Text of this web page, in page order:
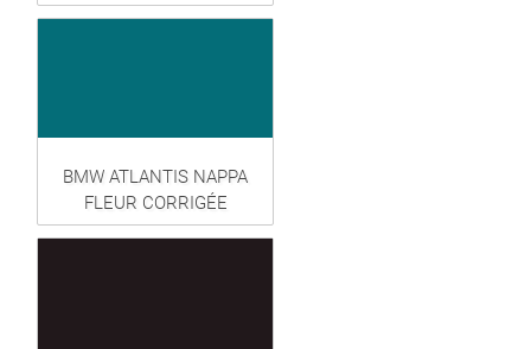
BMW ATLANTIS NAPPA
FLEUR CORRIGÉE